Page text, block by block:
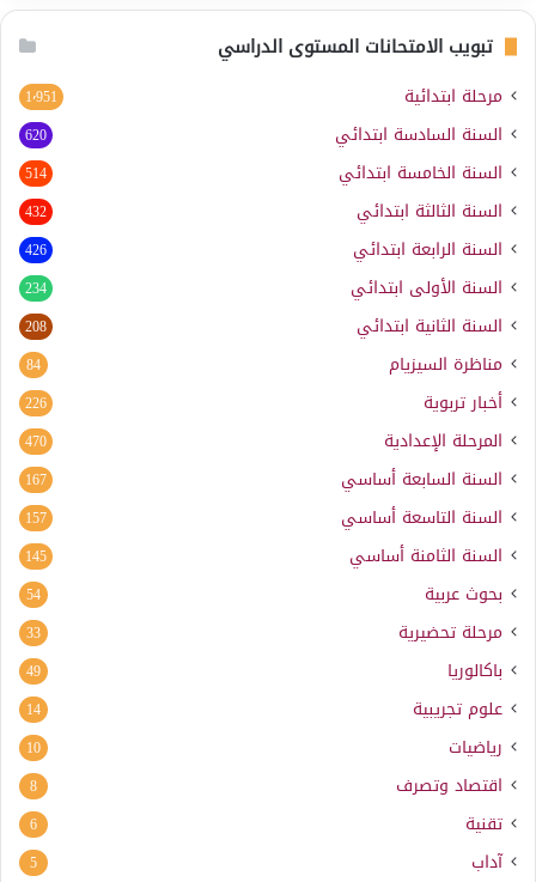
تبويب الامتحانات المستوى الدراسي
مرحلة ابتدائية 1٬951
السنة السادسة ابتدائي 620
السنة الخامسة ابتدائي 514
السنة الثالثة ابتدائي 432
السنة الرابعة ابتدائي 426
السنة الأولى ابتدائي 234
السنة الثانية ابتدائي 208
مناظرة السيزيام 84
أخبار تربوية 226
المرحلة الإعدادية 470
السنة السابعة أساسي 167
السنة التاسعة أساسي 157
السنة الثامنة أساسي 145
بحوث عربية 54
مرحلة تحضيرية 33
باكالوريا 49
علوم تجريبية 14
رياضيات 10
اقتصاد وتصرف 8
تقنية 6
آداب 5